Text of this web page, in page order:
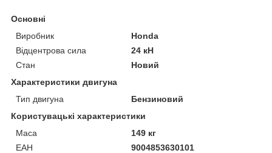
Основні
Виробник
Honda
Відцентрова сила
24 кН
Стан
Новий
Характеристики двигуна
Тип двигуна
Бензиновий
Користувацькі характеристики
Маса
149 кг
ЕАН
9004853630101